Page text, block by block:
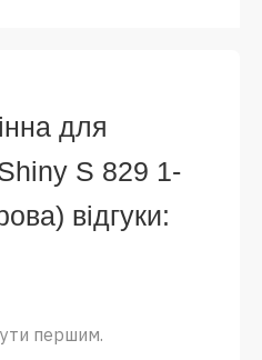
для
S 829 1-
відгуки:
першим.